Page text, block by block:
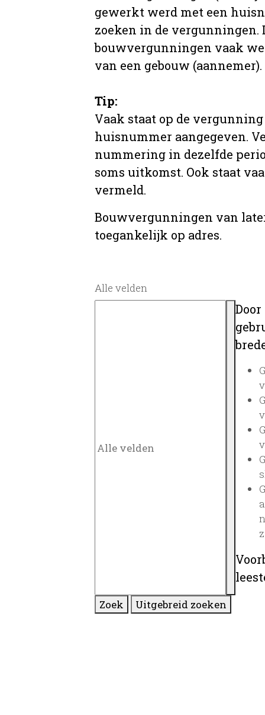
gewerkt werd met een
zoeken in de vergunningen.
bouwvergunningen vaak
van een gebouw (aannemer).
Tip:
Vaak staat op de
huisnummer aangegeven.
nummering in dezelfde
soms uitkomst. Ook staat
vermeld.
Bouwvergunningen van
toegankelijk op adres.
Alle velden
Zoek Uitgebreid zoeken